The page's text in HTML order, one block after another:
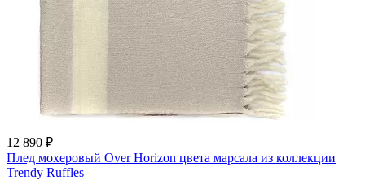
12 890 ₽
Плед мохеровый Over Horizon цвета марсала из коллекции
Trendy Ruffles